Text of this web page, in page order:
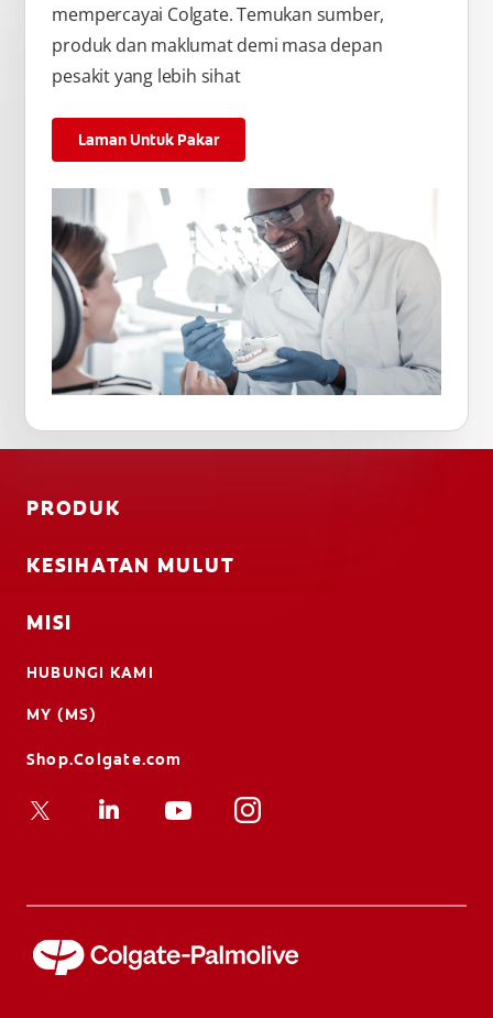
mempercayai Colgate. Temukan sumber,
produk dan maklumat demi masa depan
pesakit yang lebih sihat
Laman Untuk Pakar
PRODUK
KESIHATAN MULUT
MISI
HUBUNGI KAMI
MY (MS)
Shop.Colgate.com